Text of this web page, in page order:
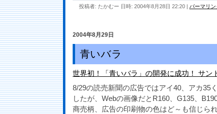
投稿者: たかむー 日時: 2004年8月28日 22:20 | パーマリン
2004年8月29日
青いバラ
世界初！「青いバラ」の開発に成功！ サン
8/29の読売新聞の広告ではアイ40、アカ35
したが、Webの画像だとR160、G135、
商売柄、広告の印刷物の色はど～も信じら